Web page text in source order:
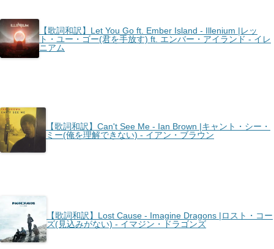
【歌詞和訳】Let You Go ft. Ember Island - Illenium |レッ
ト・ユー・ゴー(君を手放す) ft. エンバー・アイランド - イレ
ニアム
【歌詞和訳】Can't See Me - Ian Brown |キャント・シー・
ミー(俺を理解できない) - イアン・ブラウン
【歌詞和訳】Lost Cause - Imagine Dragons |ロスト・コー
ズ(見込みがない) - イマジン・ドラゴンズ